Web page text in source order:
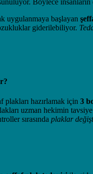
Böylece insanların
uygulanmaya başlayan
giderilebiliyor.
plakları hazırlamak için 3
uzman hekimin
sırasında plaklar